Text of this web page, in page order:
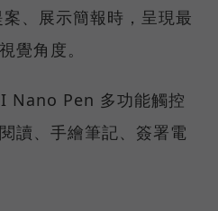
、展示簡報時，呈現最
覺角度。
Nano Pen 多功能觸控
讀、手繪筆記、簽署電